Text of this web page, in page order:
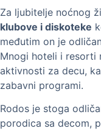
Za ljubitelje noćnog
klubove i diskoteke
međutim on je
Mnogi hoteli i resorti
aktivnosti za decu,
zabavni programi.
Rodos je stoga
porodica sa decom,